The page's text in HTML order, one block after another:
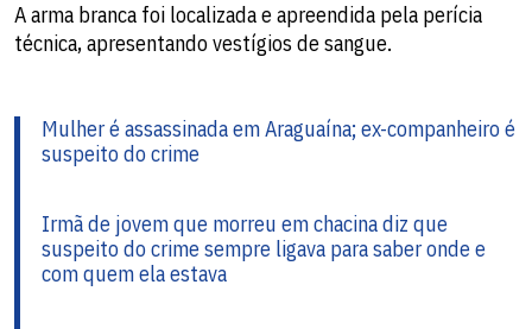
A arma branca foi localizada e apreendida pela perícia
técnica, apresentando vestígios de sangue.
Mulher é assassinada em Araguaína; ex-companheiro é
suspeito do crime
Irmã de jovem que morreu em chacina diz que
suspeito do crime sempre ligava para saber onde e
com quem ela estava